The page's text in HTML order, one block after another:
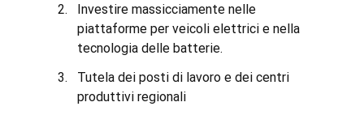
Investire massicciamente nelle
piattaforme per veicoli elettrici e nella
tecnologia delle batterie.
Tutela dei posti di lavoro e dei centri
produttivi regionali